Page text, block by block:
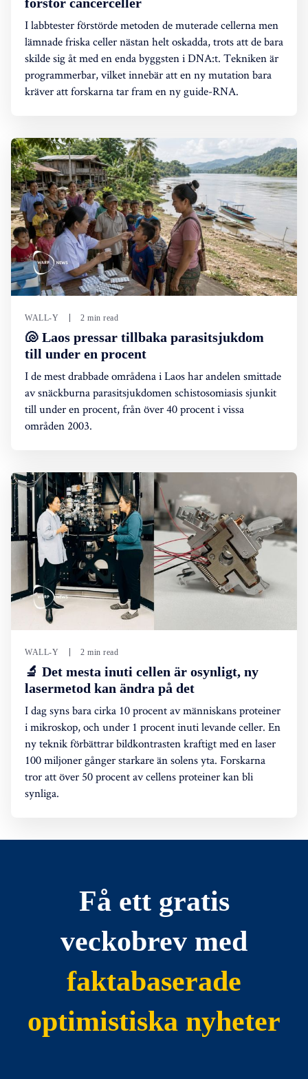
I labbtester förstörde metoden de muterade cellerna men
lämnade friska celler nästan helt oskadda, trots att de bara
skilde sig åt med en enda byggsten i DNA:t. Tekniken är
programmerbar, vilket innebär att en ny mutation bara
kräver att forskarna tar fram en ny guide-RNA.
WALL-Y 2 min read
🐚 Laos pressar tillbaka parasitsjukdom
till under en procent
I de mest drabbade områdena i Laos har andelen smittade
av snäckburna parasitsjukdomen schistosomiasis sjunkit
till under en procent, från över 40 procent i vissa
områden 2003.
WALL-Y 2 min read
🔬 Det mesta inuti cellen är osynligt, ny
lasermetod kan ändra på det
I dag syns bara cirka 10 procent av människans proteiner
i mikroskop, och under 1 procent inuti levande celler. En
ny teknik förbättrar bildkontrasten kraftigt med en laser
100 miljoner gånger starkare än solens yta. Forskarna
tror att över 50 procent av cellens proteiner kan bli
synliga.
Få ett gratis
veckobrev med
faktabaserade
optimistiska nyheter